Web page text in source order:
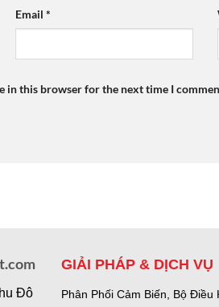
Email *
in this browser for the next time I
Đô
GIẢI PHÁP & DỊCH VỤ
Phân Phối Cảm Biến, Bộ Điều